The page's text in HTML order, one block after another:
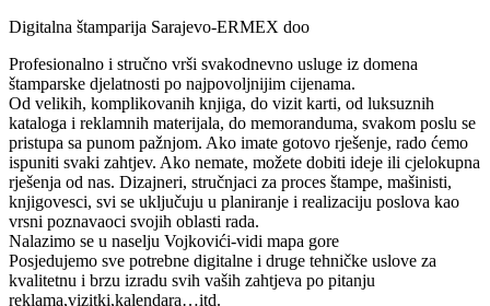
Digitalna štamparija Sarajevo-ERMEX doo
Profesionalno i stručno vrši svakodnevno usluge iz domena
štamparske djelatnosti po najpovoljnijim cijenama.
Od velikih, komplikovanih knjiga, do vizit karti, od luksuznih
kataloga i reklamnih materijala, do memoranduma, svakom poslu se
pristupa sa punom pažnjom. Ako imate gotovo rješenje, rado ćemo
ispuniti svaki zahtjev. Ako nemate, možete dobiti ideje ili cjelokupna
rješenja od nas. Dizajneri, stručnjaci za proces štampe, mašinisti,
knjigovesci, svi se uključuju u planiranje i realizaciju poslova kao
vrsni poznavaoci svojih oblasti rada.
Nalazimo se u naselju Vojkovići-vidi mapa gore
Posjedujemo sve potrebne digitalne i druge tehničke uslove za
kvalitetnu i brzu izradu svih vaših zahtjeva po pitanju
reklama,vizitki,kalendara…itd.